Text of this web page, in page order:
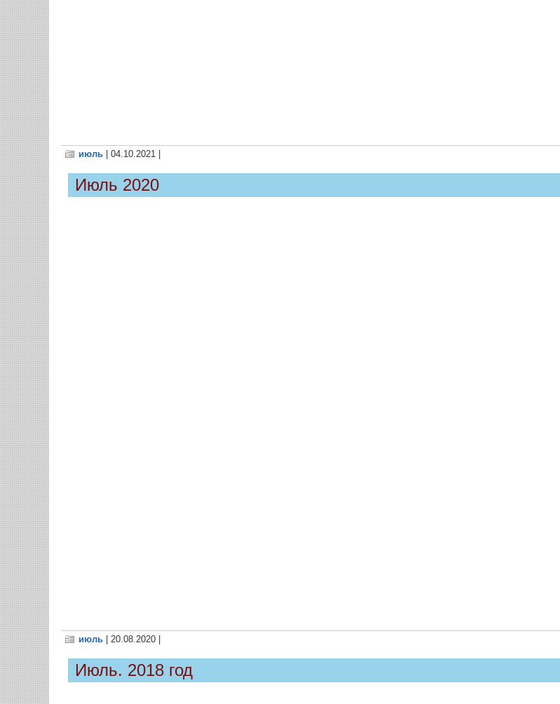
июль | 04.10.2021 |
Июль 2020
июль | 20.08.2020 |
Июль. 2018 год